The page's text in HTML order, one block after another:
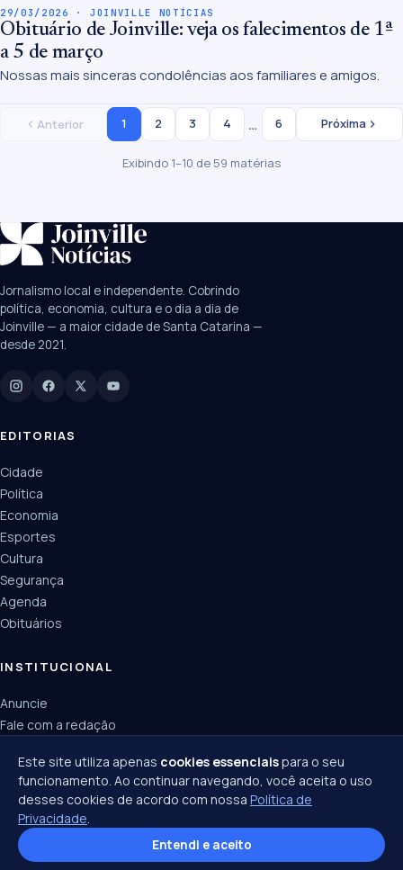
29/03/2026 · JOINVILLE NOTÍCIAS
Obituário de Joinville: veja os falecimentos de 1ª
a 5 de março
Nossas mais sinceras condolências aos familiares e amigos.
Anterior 1 2 3 4 … 6 Próxima
Exibindo 1–10 de 59 matérias
SUGESTÕES: JEC
Câmara
UPA Sul
Manchetes, colunistas e editorias do JN
Jornalismo local e independente. Cobrindo
política, economia, cultura e o dia a dia de
Joinville — a maior cidade de Santa Catarina —
desde 2021.
EDITORIAS
Cidade
Política
Economia
Esportes
Cultura
Segurança
Agenda
Obituários
INSTITUCIONAL
Anuncie
Fale com a redação
© 2026 Joinville Notícias · Todos os direitos reservados · Política de privacidade
Termos de uso
Este site utiliza apenas cookies essenciaispara o seu
funcionamento. Ao continuar navegando, você aceita o uso
desses cookies de acordo com nossa Política de
Privacidade.
Entendi e aceito